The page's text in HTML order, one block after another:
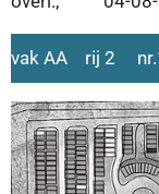
vak AA rij 2